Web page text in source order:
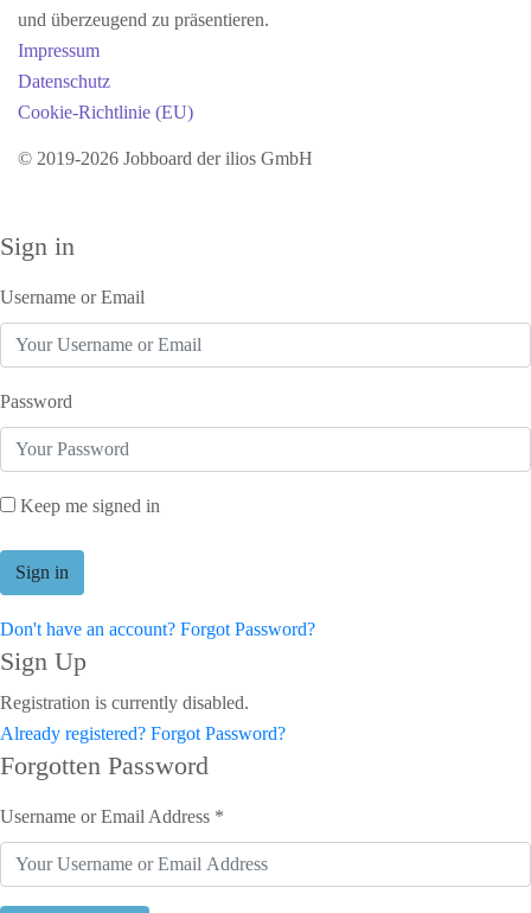
und überzeugend zu präsentieren.
Impressum
Datenschutz
Cookie-Richtlinie (EU)
© 2019-2026 Jobboard der ilios GmbH
Sign in
Username or Email
Password
Keep me signed in
Don't have an account? Forgot Password?
Sign Up
Registration is currently disabled.
Already registered? Forgot Password?
Forgotten Password
Username or Email Address *